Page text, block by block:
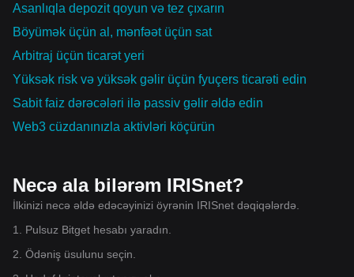
Asanlıqla depozit qoyun və tez çıxarın
Böyümək üçün al, mənfəət üçün sat
Arbitraj üçün ticarət yeri
Yüksək risk və yüksək gəlir üçün fyuçers ticarəti edin
Sabit faiz dərəcələri ilə passiv gəlir əldə edin
Web3 cüzdanınızla aktivləri köçürün
Necə ala bilərəm IRISnet?
İlkinizi necə əldə edəcəyinizi öyrənin IRISnet dəqiqələrdə.
1. Pulsuz Bitget hesabı yaradın.
2. Ödəniş üsulunu seçin.